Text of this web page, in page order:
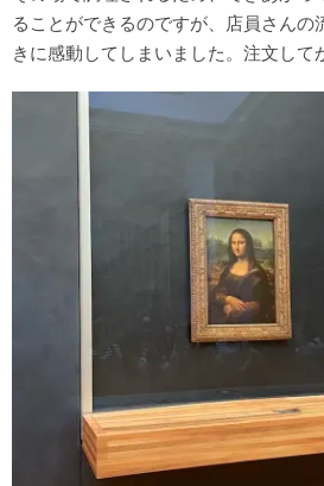
ることができるのですが、店員さんの
きに感動してしまいました。注文して